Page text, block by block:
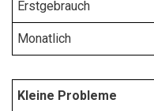
Erstgebrauch
Monatlich
Kleine Probleme